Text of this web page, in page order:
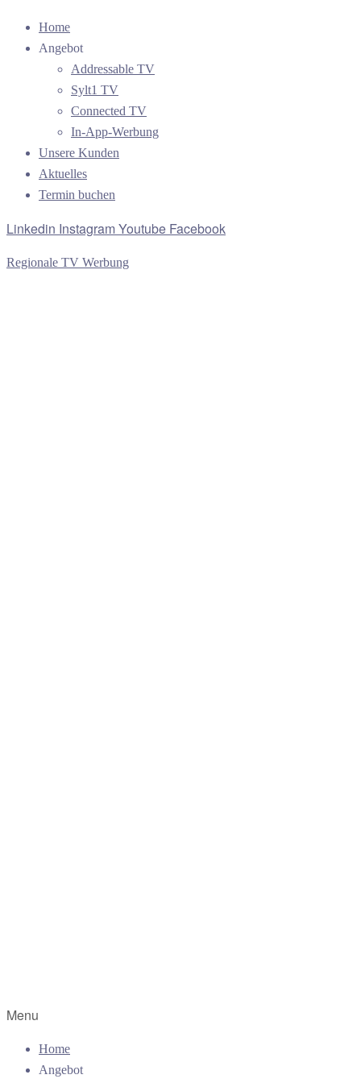
Home
Angebot
Addressable TV
Sylt1 TV
Connected TV
In-App-Werbung
Unsere Kunden
Aktuelles
Termin buchen
Linkedin InstagramYoutube Facebook
Regionale TV Werbung
Menu
Home
Angebot